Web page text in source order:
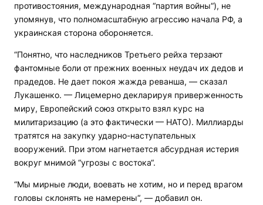
противостояния, международная “партия войны“), не
упомянув, что полномасштабную агрессию начала РФ, а
украинская сторона обороняется.
“Понятно, что наследников Третьего рейха терзают
фантомные боли от прежних военных неудач их дедов и
прадедов. Не дает покоя жажда реванша, — сказал
Лукашенко. — Лицемерно декларируя приверженность
миру, Европейский союз открыто взял курс на
милитаризацию (а это фактически — НАТО). Миллиарды
тратятся на закупку ударно-наступательных
вооружений. При этом нагнетается абсурдная истерия
вокруг мнимой “угрозы с востока“.
“Мы мирные люди, воевать не хотим, но и перед врагом
головы склонять не намерены“, — добавил он.